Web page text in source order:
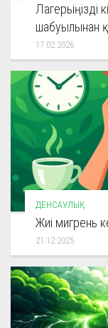
Лагерьіңізді
шабуылынан
17.02.2026
ДЕНСАУЛЫҚ
Жиі мигрень
21.12.2025